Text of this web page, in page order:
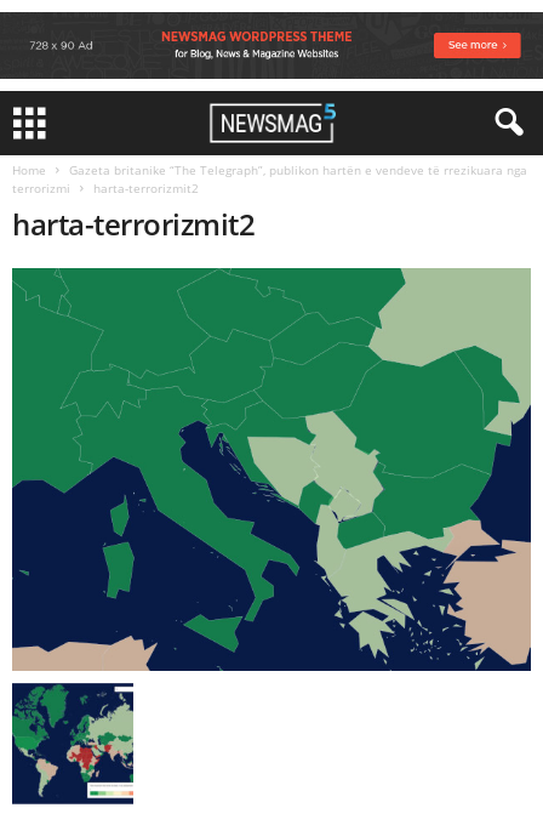
Home
Gazeta britanike “The Telegraph”, publikon hartën e vendeve të rrezikuara nga
terrorizmi
harta-terrorizmit2
harta-terrorizmit2